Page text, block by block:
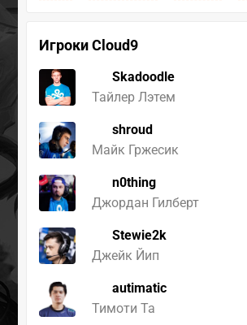
Игроки Cloud9
Skadoodle
Тайлер Лэтем
shroud
Майк Гржесик
n0thing
Джордан Гилберт
Stewie2k
Джейк Йип
autimatic
Тимоти Та